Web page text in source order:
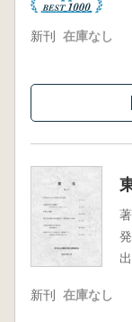
新刊 在庫なし
新刊 在庫なし